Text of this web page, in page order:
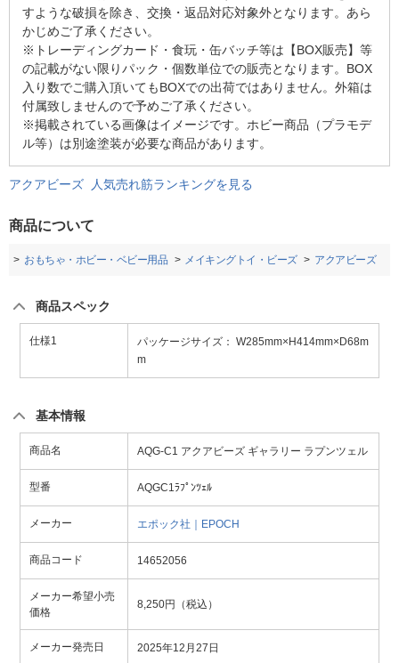
すような破損を除き、交換・返品対応対象外となります。あら
かじめご了承ください。
※トレーディングカード・食玩・缶バッチ等は【BOX販売】等
の記載がない限りパック・個数単位での販売となります。BOX
入り数でご購入頂いてもBOXでの出荷ではありません。外箱は
付属致しませんので予めご了承ください。
※掲載されている画像はイメージです。ホビー商品（プラモデ
ル等）は別途塗装が必要な商品があります。
アクアビーズ 人気売れ筋ランキングを見る
商品について
おもちゃ・ホビー・ベビー用品 メイキングトイ・ビーズ アクアビーズ
商品スペック
仕様1
パッケージサイズ： W285mm×H414mm×D68m
m
基本情報
商品名 AQG-C1 アクアビーズ ギャラリー ラプンツェル
型番 AQGC1ﾗﾌﾟﾝﾂｪﾙ
メーカー エポック社｜EPOCH
商品コード 14652056
メーカー希望小売
価格
8,250円（税込）
メーカー発売日 2025年12月27日